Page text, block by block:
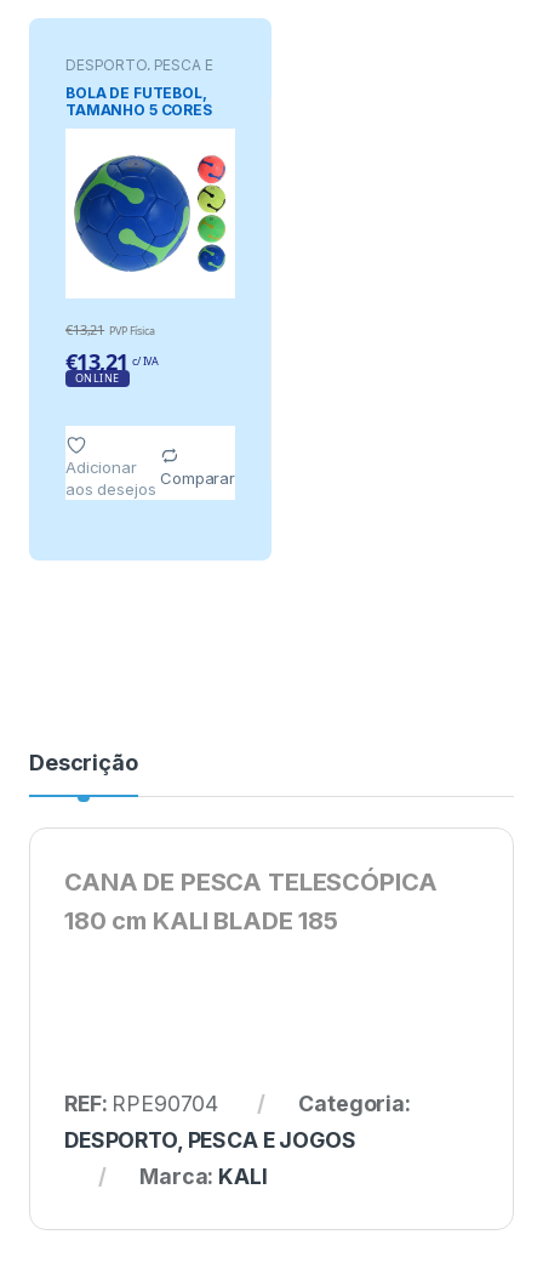
DESPORTO, PESCA E
JOGOS
BOLA DE FUTEBOL,
TAMANHO 5 CORES
SORTIDAS
€13,21 PVP Física
€13,21 c/ IVA
ONLINE
Adicionar
aos desejos
Comparar
Descrição
CANA DE PESCA TELESCÓPICA
180 cm KALI BLADE 185
REF: RPE90704
Categoria:
DESPORTO, PESCA E JOGOS
Marca: KALI